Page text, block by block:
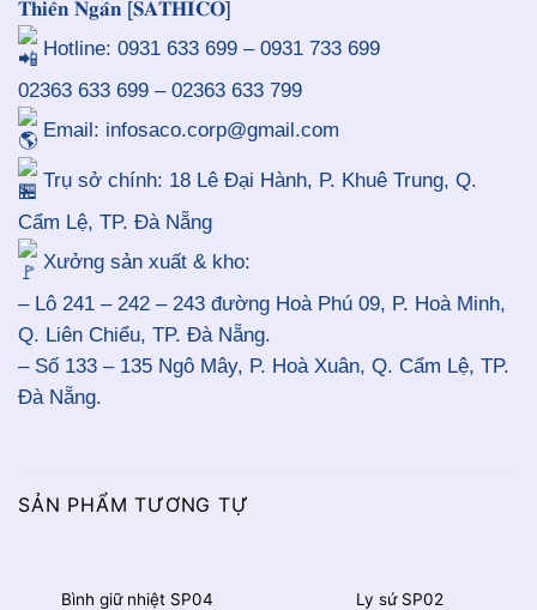
𝐓𝐡𝐢𝐞̂𝐧 𝐍𝐠𝐚̂𝐧 [𝐒𝐀𝐓𝐇𝐈𝐂𝐎]
Hotline: 0931 633 699 – 0931 733 699
02363 633 699 – 02363 633 799
Email: infosaco.corp@gmail.com
Trụ sở chính: 18 Lê Đại Hành, P. Khuê Trung, Q.
Cẩm Lệ, TP. Đà Nẵng
Xưởng sản xuất & kho:
– Lô 241 – 242 – 243 đường Hoà Phú 09, P. Hoà Minh,
Q. Liên Chiểu, TP. Đà Nẵng.
– Số 133 – 135 Ngô Mây, P. Hoà Xuân, Q. Cẩm Lệ, TP.
Đà Nẵng.
SẢN PHẨM TƯƠNG TỰ
Bình giữ nhiệt SP04 Ly sứ SP02